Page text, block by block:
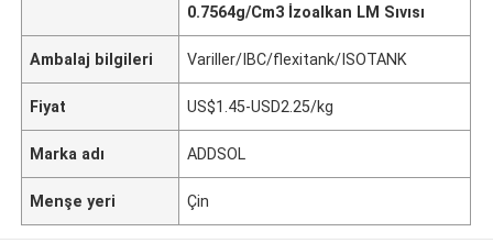
0.7564g/Cm3 İzoalkan LM Sıvısı
Ambalaj bilgileri Variller/IBC/flexitank/ISOTANK
Fiyat US$1.45-USD2.25/kg
Marka adı ADDSOL
Menşe yeri Çin